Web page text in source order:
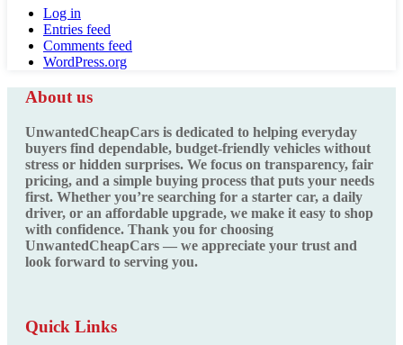
Log in
Entries feed
Comments feed
WordPress.org
About us
UnwantedCheapCars is dedicated to helping everyday
buyers find dependable, budget-friendly vehicles without
stress or hidden surprises. We focus on transparency, fair
pricing, and a simple buying process that puts your needs
first. Whether you’re searching for a starter car, a daily
driver, or an affordable upgrade, we make it easy to shop
with confidence. Thank you for choosing
UnwantedCheapCars — we appreciate your trust and
look forward to serving you.
Quick Links